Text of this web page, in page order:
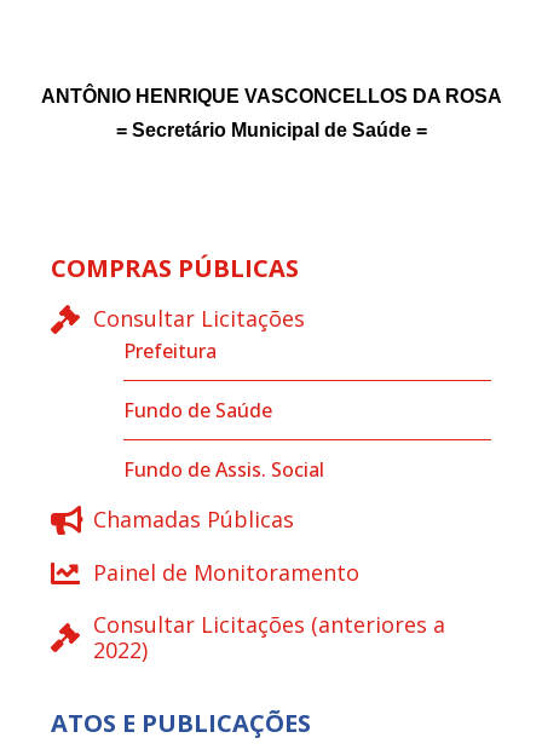
ANTÔNIO HENRIQUE VASCONCELLOS DA ROSA
= Secretário Municipal de Saúde =
COMPRAS PÚBLICAS
Consultar Licitações
Prefeitura
Fundo de Saúde
Fundo de Assis. Social
Chamadas Públicas
Painel de Monitoramento
Consultar Licitações (anteriores a
2022)
ATOS E PUBLICAÇÕES